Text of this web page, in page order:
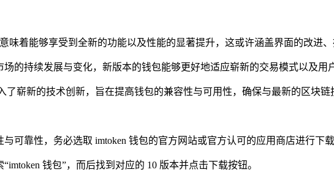
味着能够享受到全新的功能以及性能的显著提升，这或许涵盖界面的改进
的持续发展与变化，新版本的钱包能够更好地适应崭新的交易模式以及用
了崭新的技术创新，旨在提高钱包的兼容性与可用性，确保与最新的区块链
可靠性，务必选取 imtoken 钱包的官方网站或官方认可的应用商店进行下载
钱包”，而后找到对应的 10 版本并点击下载按钮。